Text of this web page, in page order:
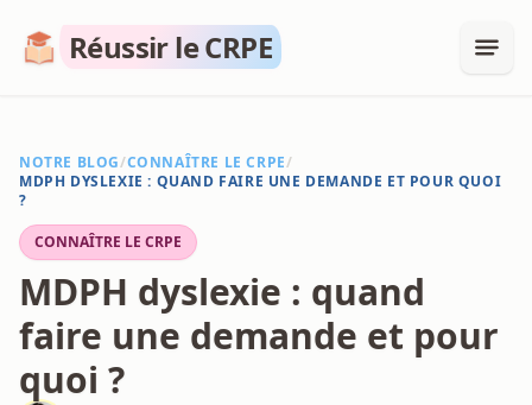
Réussir le CRPE
NOTRE BLOG/CONNAÎTRE LE CRPE/
MDPH DYSLEXIE : QUAND FAIRE UNE DEMANDE ET POUR QUOI
?
CONNAÎTRE LE CRPE
MDPH dyslexie : quand
faire une demande et pour
quoi ?